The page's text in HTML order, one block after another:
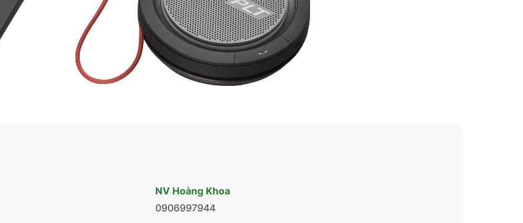
NV Hoàng Khoa
0906997944